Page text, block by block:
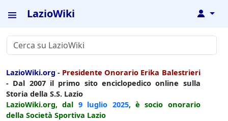
LazioWiki ↓
LazioWiki.org - Presidente Onorario Erika Balestrieri
- Dal 2007 il primo sito enciclopedico online sulla
Storia della S.S. Lazio
LazioWiki.org, dal 9 luglio 2025, è socio onorario
della Società Sportiva Lazio